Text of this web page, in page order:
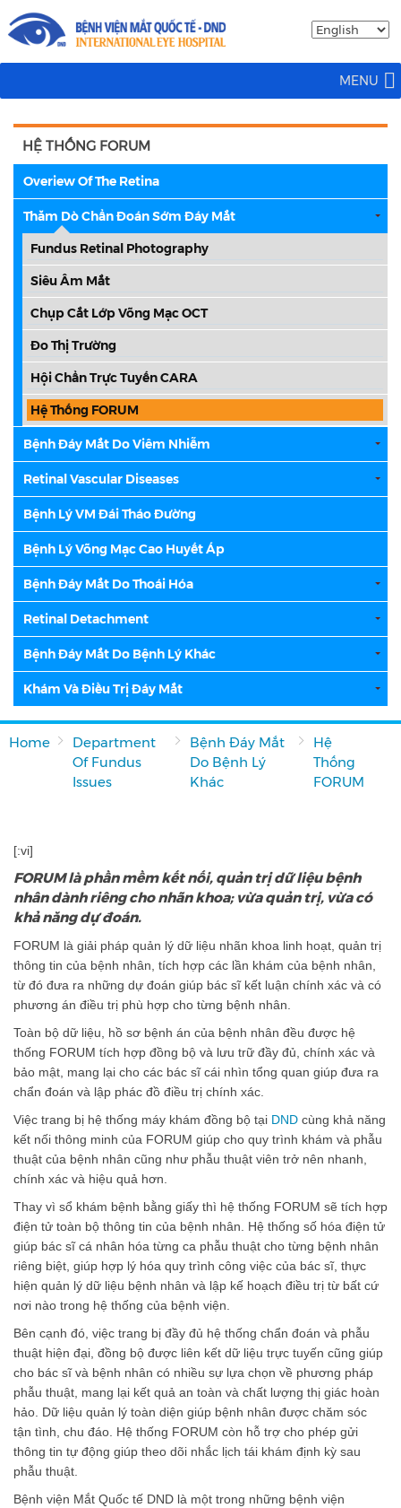
MENU
HỆ THỐNG FORUM
Overiew Of The Retina
Thăm Dò Chẩn Đoán Sớm Đáy Mắt
Fundus Retinal Photography
Siêu Âm Mắt
Chụp Cắt Lớp Võng Mạc OCT
Đo Thị Trường
Hội Chẩn Trực Tuyến CARA
Hệ Thống FORUM
Bệnh Đáy Mắt Do Viêm Nhiễm
Retinal Vascular Diseases
Bệnh Lý VM Đái Tháo Đường
Bệnh Lý Võng Mạc Cao Huyết Áp
Bệnh Đáy Mắt Do Thoái Hóa
Retinal Detachment
Bệnh Đáy Mắt Do Bệnh Lý Khác
Khám Và Điều Trị Đáy Mắt
Home
Department
Of Fundus
Issues
Bệnh Đáy Mắt
Do Bệnh Lý
Khác
Hệ
Thống
FORUM
[:vi]
FORUM là phần mềm kết nối, quản trị dữ liệu bệnh
nhân dành riêng cho nhãn khoa; vừa quản trị, vừa có
khả năng dự đoán.
FORUM là giải pháp quản lý dữ liệu nhãn khoa linh hoạt, quản trị
thông tin của bệnh nhân, tích hợp các lần khám của bệnh nhân,
từ đó đưa ra những dự đoán giúp bác sĩ kết luận chính xác và có
phương án điều trị phù hợp cho từng bệnh nhân.
Toàn bộ dữ liệu, hồ sơ bệnh án của bệnh nhân đều được hệ
thống FORUM tích hợp đồng bộ và lưu trữ đầy đủ, chính xác và
bảo mật, mang lại cho các bác sĩ cái nhìn tổng quan giúp đưa ra
chẩn đoán và lập phác đồ điều trị chính xác.
Việc trang bị hệ thống máy khám đồng bộ tại DND cùng khả năng
kết nối thông minh của FORUM giúp cho quy trình khám và phẫu
thuật của bệnh nhân cũng như phẫu thuật viên trở nên nhanh,
chính xác và hiệu quả hơn.
Thay vì sổ khám bệnh bằng giấy thì hệ thống FORUM sẽ tích hợp
điện tử toàn bộ thông tin của bệnh nhân. Hệ thống số hóa điện tử
giúp bác sĩ cá nhân hóa từng ca phẫu thuật cho từng bệnh nhân
riêng biệt, giúp hợp lý hóa quy trình công việc của bác sĩ, thực
hiện quản lý dữ liệu bệnh nhân và lập kế hoạch điều trị từ bất cứ
nơi nào trong hệ thống của bệnh viện.
Bên cạnh đó, việc trang bị đầy đủ hệ thống chẩn đoán và phẫu
thuật hiện đại, đồng bộ được liên kết dữ liệu trực tuyến cũng giúp
cho bác sĩ và bệnh nhân có nhiều sự lựa chọn về phương pháp
phẫu thuật, mang lại kết quả an toàn và chất lượng thị giác hoàn
hảo. Dữ liệu quản lý toàn diện giúp bệnh nhân được chăm sóc
tận tình, chu đáo. Hệ thống FORUM còn hỗ trợ cho phép gửi
thông tin tự động giúp theo dõi nhắc lịch tái khám định kỳ sau
phẫu thuật.
Bệnh viện Mắt Quốc tế DND là một trong những bệnh viện